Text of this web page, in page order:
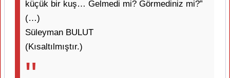
küçük bir kuş… Gelmedi mi? Görmediniz mi?”
(…)
Süleyman BULUT
(Kısaltılmıştır.)